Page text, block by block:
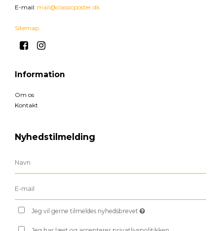
E-mail: mail@classicposter.dk
Sitemap
Information
Om os
Kontakt
Nyhedstilmelding
Jeg vil gerne tilmeldes nyhedsbrevet